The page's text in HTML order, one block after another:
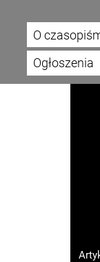
Main
O
Ogłoszenia